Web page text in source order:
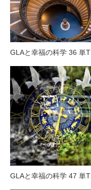
GLAと幸福の科学 36 単T
GLAと幸福の科学 47 単T